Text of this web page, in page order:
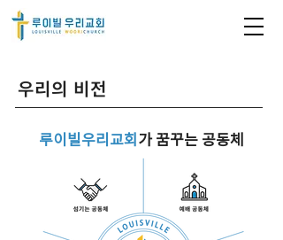
우리의 비전
루이빌우리교회가 꿈꾸는 공동체